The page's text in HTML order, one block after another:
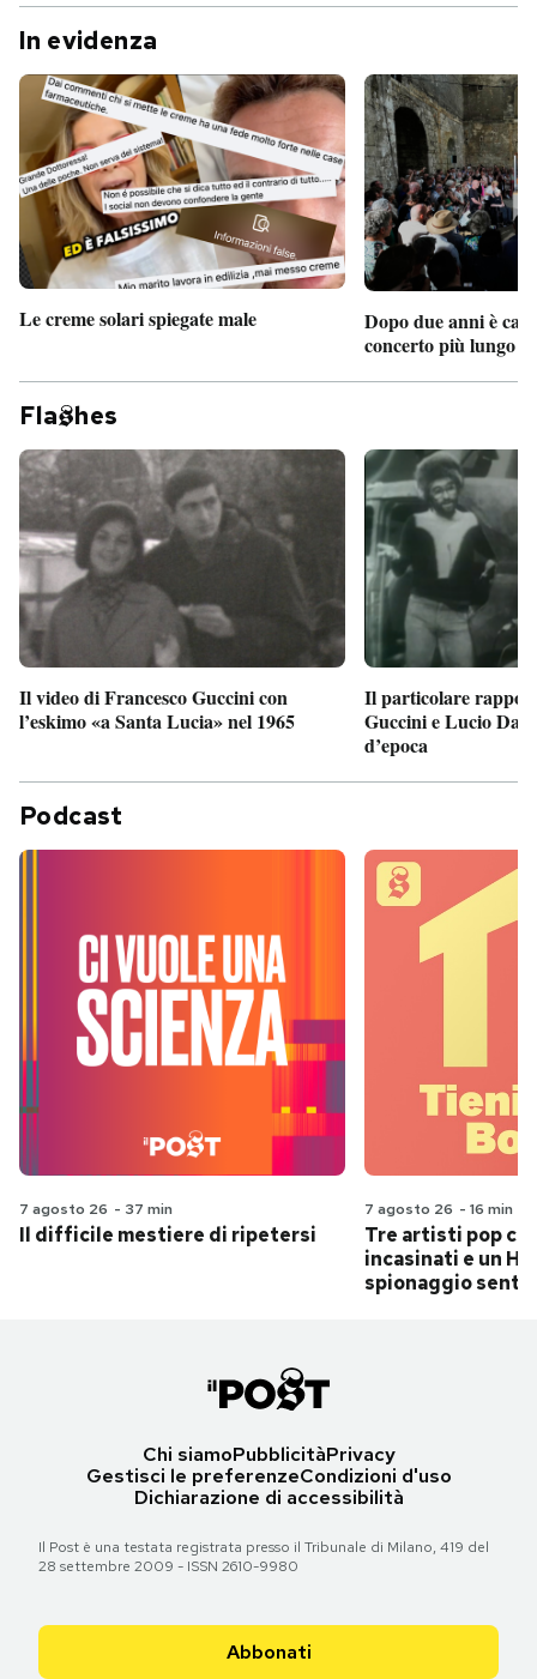
In evidenza
Le creme solari spiegate male
Dopo due anni è
concerto più lungo
Fla hes
Il video di Francesco Guccini con
l’eskimo «a Santa Lucia» nel 1965
Il particolare
Guccini e Lucio
d’epoca
Podcast
7 agosto 26 - 37 min
Il difficile mestiere di ripetersi
7 agosto 26 - 16 min
Tre artisti pop
incasinati e un
spionaggio
Chi siamoPubblicitàPrivacy
Gestisci le preferenzeCondizioni d'uso
Dichiarazione di accessibilità
Il Post è una testata registrata presso il Tribunale di Milano, 419 del
28 settembre 2009 - ISSN 2610-9980
Abbonati